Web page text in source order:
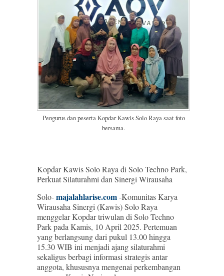
Pengurus dan peserta Kopdar Kawis Solo Raya saat foto
bersama.
Kopdar Kawis Solo Raya di Solo Techno Park,
Perkuat Silaturahmi dan Sinergi Wirausaha
Solo-majalahlarise.com-Komunitas Karya
Wirausaha Sinergi (Kawis) Solo Raya
menggelar Kopdar triwulan di Solo Techno
Park pada Kamis, 10 April 2025. Pertemuan
yang berlangsung dari pukul 13.00 hingga
15.30 WIB ini menjadi ajang silaturahmi
sekaligus berbagi informasi strategis antar
anggota, khususnya mengenai perkembangan